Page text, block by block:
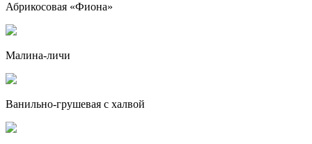
Абрикосовая «Фиона»
Малина-личи
Ванильно-грушевая с халвой